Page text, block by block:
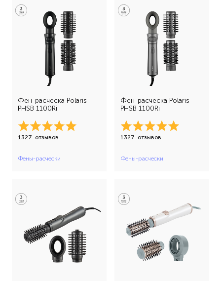
Фен-расческа Polaris
PHSB 1100Ri
1327 отзывов
Фены-расчески
Фен-расческа Polaris
PHSB 1100Ri
1327 отзывов
Фены-расчески